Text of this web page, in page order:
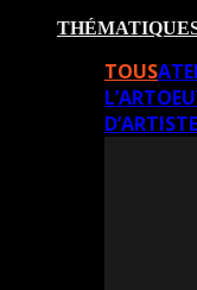
TOUS
L’ART